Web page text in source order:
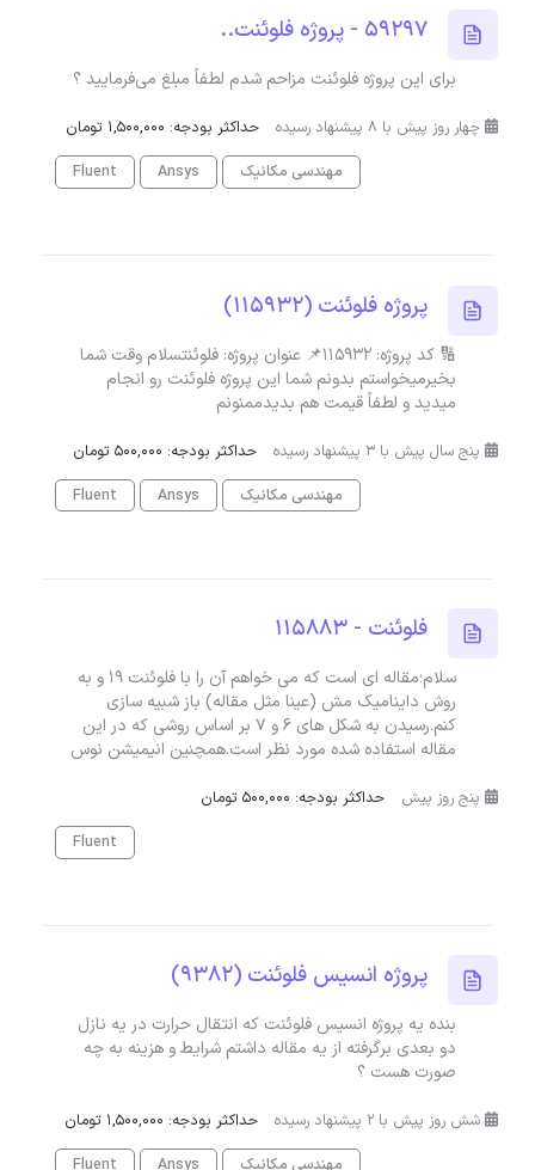
59297 - پروژه فلوئنت..
برای این پروژه فلوئنت مزاحم شدم لطفاً مبلغ می‌فرمایید ؟
چهار روز پیش با 8 پیشنهاد رسیده
حداکثر بودجه: 1,500,000 تومان
مهندسی مکانیک
Ansys
Fluent
پروژه فلوئنت (115932)
🔢 کد پروژه: 115932📌 عنوان پروژه: فلوئنتسلام وقت شما
بخیرمیخواستم بدونم شما این پروژه فلوئنت رو انجام
میدید و لطفاً قیمت هم بدیدممنونم
پنج سال پیش با 3 پیشنهاد رسیده
حداکثر بودجه: 500,000 تومان
مهندسی مکانیک
Ansys
Fluent
فلوئنت - 115883
سلام؛مقاله ای است که می خواهم آن را با فلوئنت ۱۹ و به
روش داینامیک مش (عینا مثل مقاله) باز شبیه سازی
کنم.رسیدن به شکل های ۶ و ۷ بر اساس روشی که در این
مقاله استفاده شده مورد نظر است.همچنین انیمیشن نوس
پنج روز پیش
حداکثر بودجه: 500,000 تومان
Fluent
پروژه انسیس فلوئنت (9382)
بنده یه پروژه انسیس فلوئنت که انتقال حرارت در یه نازل
دو بعدی برگرفته از یه مقاله داشتم شرایط و هزینه به چه
صورت هست ؟
شش روز پیش با 2 پیشنهاد رسیده
حداکثر بودجه: 1,500,000 تومان
مهندسی مکانیک
Ansys
Fluent